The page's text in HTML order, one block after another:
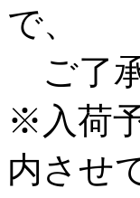
で、
ご了
※入荷
内させ